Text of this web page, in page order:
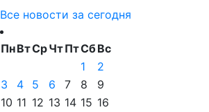
Все новости за сегодня
ПнВтСрЧтПтСбВс
1
2
3
4 5 6 7 8
9
10 11 12 13 14 15 16